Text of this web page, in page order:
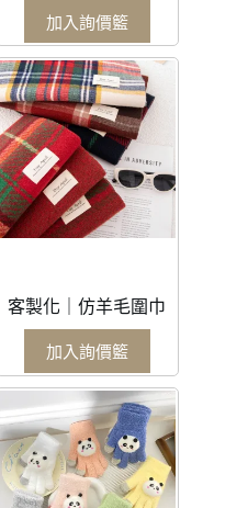
加入詢價籃
客製化｜仿羊毛圍巾
加入詢價籃